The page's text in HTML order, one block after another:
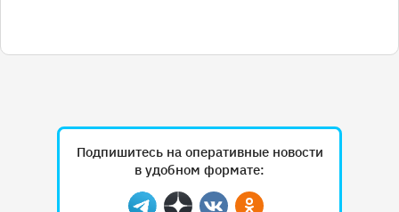
Подпишитесь на оперативные новости
в удобном формате: